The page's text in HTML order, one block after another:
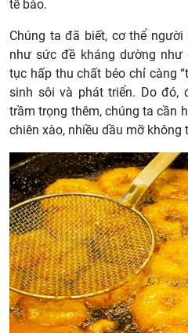
tế bào.
Chúng ta đã biết, cơ thể
như sức đề kháng dường
tục hấp thu chất béo chỉ càng
sinh sôi và phát triển. Do đó,
trầm trọng thêm, chúng ta cần
chiên xào, nhiều dầu mỡ không